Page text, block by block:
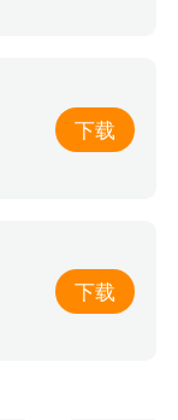
下载
下载